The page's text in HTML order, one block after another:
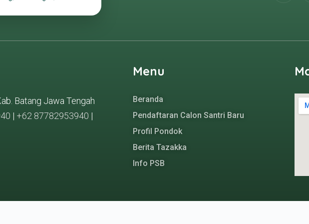
Batang Jawa Tengah
| +62 87782953940 |
Menu
Beranda
Pendaftaran Calon Santri Baru
Profil Pondok
Berita Tazakka
Info PSB